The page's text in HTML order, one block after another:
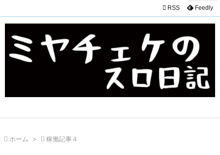
 RSS Feedly
 ホーム >  稼働記事４